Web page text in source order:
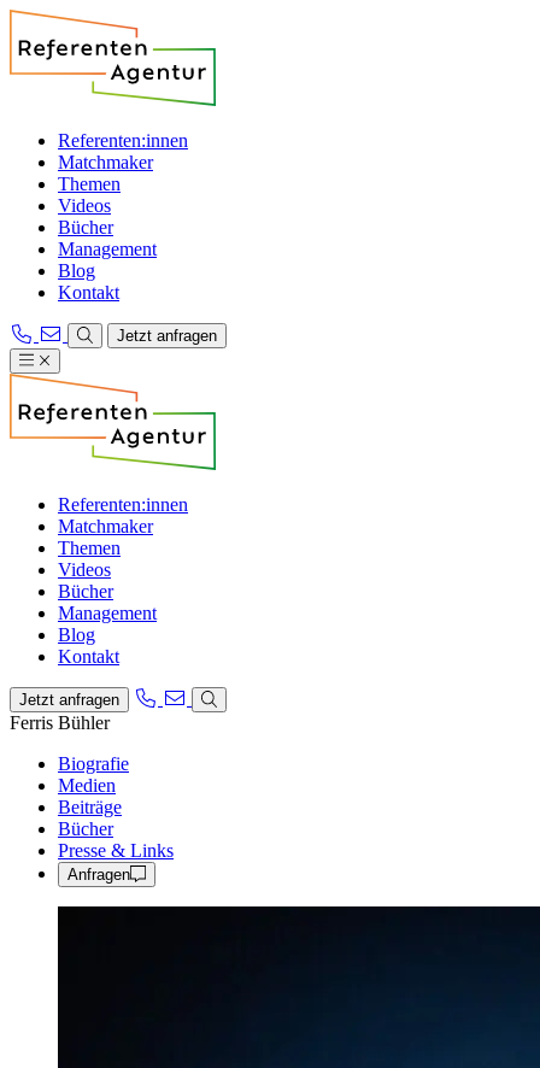
Referenten:innen
Matchmaker
Themen
Videos
Bücher
Management
Blog
Kontakt
Jetzt anfragen
Referenten:innen
Matchmaker
Themen
Videos
Bücher
Management
Blog
Kontakt
Jetzt anfragen
Ferris Bühler
Biografie
Medien
Beiträge
Bücher
Presse & Links
Anfragen